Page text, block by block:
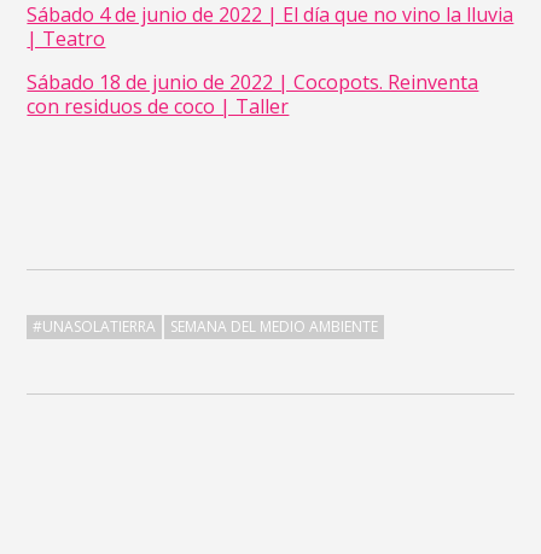
Sábado 4 de junio de 2022 | El día que no vino la lluvia
| Teatro
Sábado 18 de junio de 2022 | Cocopots. Reinventa
con residuos de coco | Taller
#UNASOLATIERRA SEMANA DEL MEDIO AMBIENTE